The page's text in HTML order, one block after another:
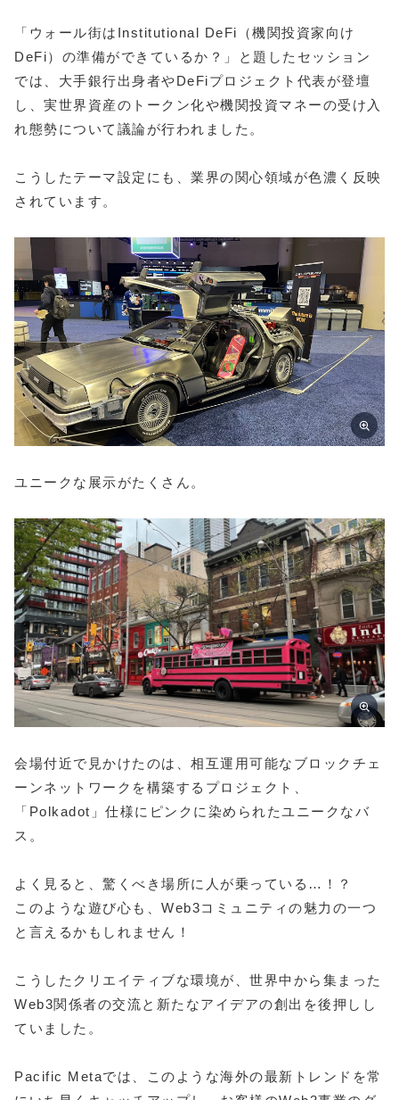
「ウォール街はInstitutional DeFi（機関投資家向け
DeFi）の準備ができているか？」と題したセッション
では、大手銀行出身者やDeFiプロジェクト代表が登壇
し、実世界資産のトークン化や機関投資マネーの受け入
れ態勢について議論が行われました。
こうしたテーマ設定にも、業界の関心領域が色濃く反映
されています。
ユニークな展示がたくさん。
会場付近で見かけたのは、相互運用可能なブロックチェ
ーンネットワークを構築するプロジェクト、
「Polkadot」仕様にピンクに染められたユニークなバ
ス。
よく見ると、驚くべき場所に人が乗っている…！？
このような遊び心も、Web3コミュニティの魅力の一つ
と言えるかもしれません！
こうしたクリエイティブな環境が、世界中から集まった
Web3関係者の交流と新たなアイデアの創出を後押しし
ていました。
Pacific Metaでは、このような海外の最新トレンドを常